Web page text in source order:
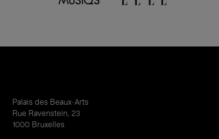
Palais des Beaux-Arts
Rue Ravenstein, 23
1000 Bruxelles